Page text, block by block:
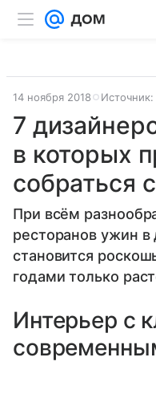
14 ноября 2018 Источник:
7
в которых
собраться
При всём
ресторанов ужин
становится
годами только
Интерьер с